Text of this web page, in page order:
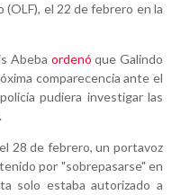
el 22 de febrero en la
Abeba ordenó que Galindo
comparecencia ante el
pudiera investigar las
28 de febrero, un portavoz
por "sobrepasarse" en
solo estaba autorizado a